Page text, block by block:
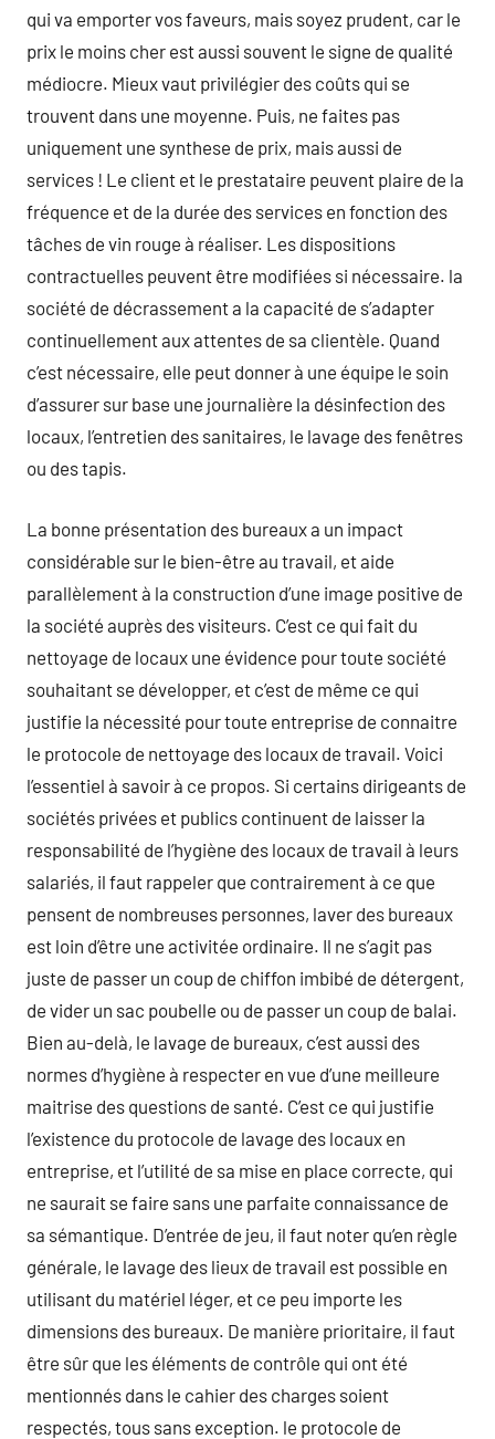
qui va emporter vos faveurs, mais soyez prudent, car le
prix le moins cher est aussi souvent le signe de qualité
médiocre. Mieux vaut privilégier des coûts qui se
trouvent dans une moyenne. Puis, ne faites pas
uniquement une synthese de prix, mais aussi de
services ! Le client et le prestataire peuvent plaire de la
fréquence et de la durée des services en fonction des
tâches de vin rouge à réaliser. Les dispositions
contractuelles peuvent être modifiées si nécessaire. la
société de décrassement a la capacité de s’adapter
continuellement aux attentes de sa clientèle. Quand
c’est nécessaire, elle peut donner à une équipe le soin
d’assurer sur base une journalière la désinfection des
locaux, l’entretien des sanitaires, le lavage des fenêtres
ou des tapis.
La bonne présentation des bureaux a un impact
considérable sur le bien-être au travail, et aide
parallèlement à la construction d’une image positive de
la société auprès des visiteurs. C’est ce qui fait du
nettoyage de locaux une évidence pour toute société
souhaitant se développer, et c’est de même ce qui
justifie la nécessité pour toute entreprise de connaitre
le protocole de nettoyage des locaux de travail. Voici
l’essentiel à savoir à ce propos. Si certains dirigeants de
sociétés privées et publics continuent de laisser la
responsabilité de l’hygiène des locaux de travail à leurs
salariés, il faut rappeler que contrairement à ce que
pensent de nombreuses personnes, laver des bureaux
est loin d’être une activitée ordinaire. Il ne s’agit pas
juste de passer un coup de chiffon imbibé de détergent,
de vider un sac poubelle ou de passer un coup de balai.
Bien au-delà, le lavage de bureaux, c’est aussi des
normes d’hygiène à respecter en vue d’une meilleure
maitrise des questions de santé. C’est ce qui justifie
l’existence du protocole de lavage des locaux en
entreprise, et l’utilité de sa mise en place correcte, qui
ne saurait se faire sans une parfaite connaissance de
sa sémantique. D’entrée de jeu, il faut noter qu’en règle
générale, le lavage des lieux de travail est possible en
utilisant du matériel léger, et ce peu importe les
dimensions des bureaux. De manière prioritaire, il faut
être sûr que les éléments de contrôle qui ont été
mentionnés dans le cahier des charges soient
respectés, tous sans exception. le protocole de